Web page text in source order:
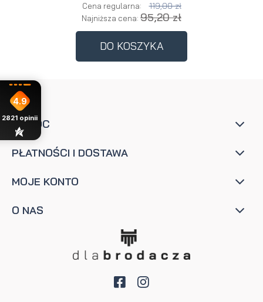
Cena regularna: 119,00 zł
Najniższa cena: 95,20 zł
DO KOSZYKA
POMOC
PŁATNOŚCI I DOSTAWA
MOJE KONTO
O NAS
4.9
2821 opinii